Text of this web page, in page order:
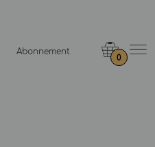
Abonnement
0